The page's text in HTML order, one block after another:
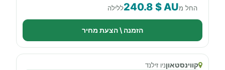
החל מ240.8 $ AUללילה
הזמנה \ הצעת מחיר
קווינסטאוןניו זילנד